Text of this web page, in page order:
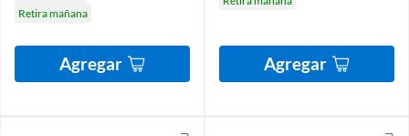
Retira mañana
Agregar Agregar